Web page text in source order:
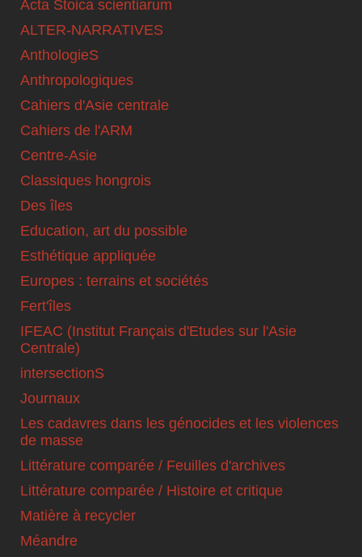
Acta Stoica scientiarum
ALTER-NARRATIVES
AnthologieS
Anthropologiques
Cahiers d'Asie centrale
Cahiers de l'ARM
Centre-Asie
Classiques hongrois
Des îles
Education, art du possible
Esthétique appliquée
Europes : terrains et sociétés
Fert'îles
IFEAC (Institut Français d'Etudes sur l'Asie
Centrale)
intersectionS
Journaux
Les cadavres dans les génocides et les violences
de masse
Littérature comparée / Feuilles d'archives
Littérature comparée / Histoire et critique
Matière à recycler
Méandre